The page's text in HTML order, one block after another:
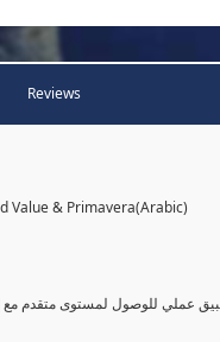
Reviews
Value & Primavera(Arabic)
عملي للوصول لمستوى متقدم مع